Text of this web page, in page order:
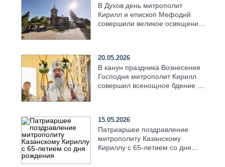
В Духов день митрополит
Кирилл и епископ Мефодий
совершили великое освящение
20.05.2026
В канун праздника Вознесения
Господня митрополит Кирилл
совершил всенощное бдение в
15.05.2026
Патриаршее поздравление
митрополиту Казанскому
Кириллу с 65-летием со дня